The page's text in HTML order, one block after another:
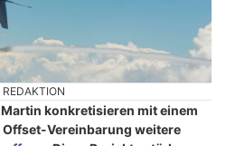
konkretisieren mit einem
Vereinbarung weitere